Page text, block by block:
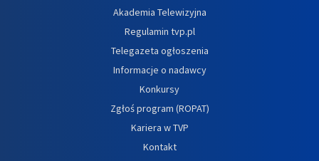
Akademia Telewizyjna
Regulamin tvp.pl
Telegazeta ogłoszenia
Informacje o nadawcy
Konkursy
Zgłoś program (ROPAT)
Kariera w TVP
Kontakt